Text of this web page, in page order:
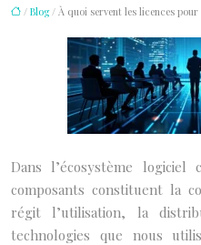
/ Blog/ À quoi servent les licences
Dans l’écosystème logiciel
composants constituent la
régit l’utilisation, la
technologies que nous